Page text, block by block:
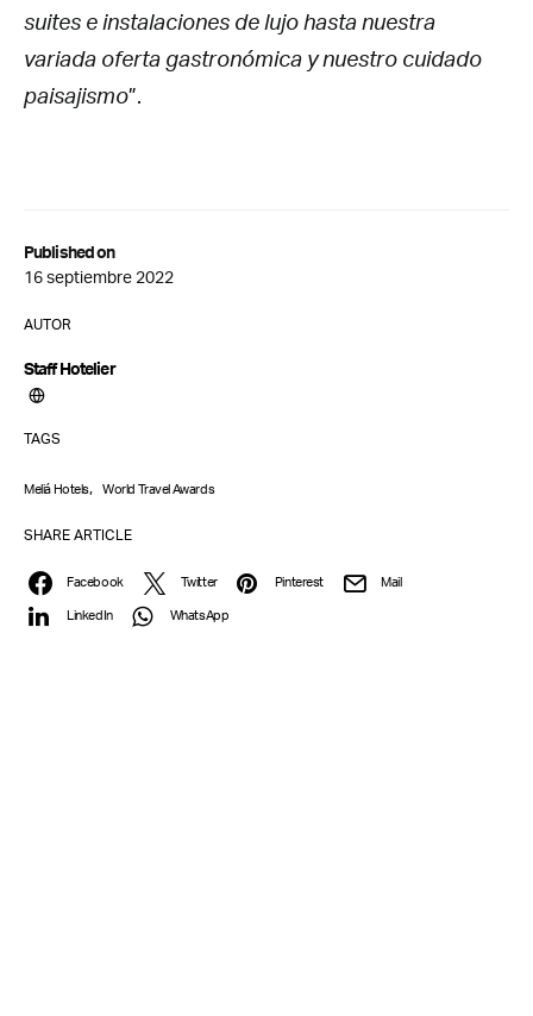
Published on
16 septiembre 2022
AUTOR
Staff Hotelier
TAGS
Meliá Hotels, World Travel Awards
SHARE ARTICLE
Facebook Twitter Pinterest
Mail
LinkedIn
WhatsApp
suites e instalaciones de lujo hasta nuestra
variada oferta gastronómica y nuestro cuidado
paisajismo”.